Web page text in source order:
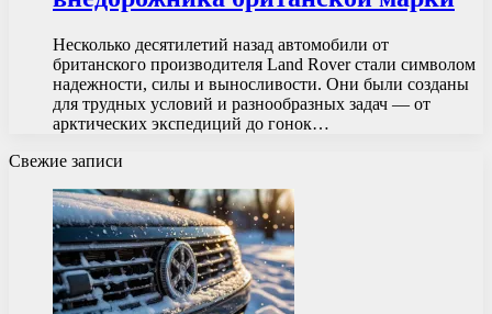
Несколько десятилетий назад автомобили от
британского производителя Land Rover стали символом
надежности, силы и выносливости. Они были созданы
для трудных условий и разнообразных задач — от
арктических экспедиций до гонок…
Свежие записи